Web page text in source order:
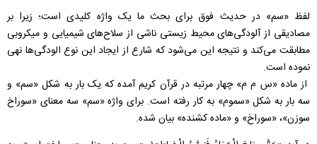
لفظ «سم» در حدیث فوق برای بحث ما یک واژه کلیدی است؛ زیرا بر
مصادیقی از آلودگی‌های محیط زیستی ناشی از سلاح‌های شیمیایی و میکروبی
مطابقت می‌کند و نتیجه این می‌شود که شارع از ایجاد این نوع الودگی‌ها نهی
نموده است.
از ماده «س م م» چهار مرتبه در قرآن کریم آمده که یک بار به شکل «سم» و
سه بار به شکل «سموم» به کار رفته است. برای واژه «سم» سه معنای «سوراخ
سوزن»، «سوراخ» و «ماده کشنده» بیان شده.